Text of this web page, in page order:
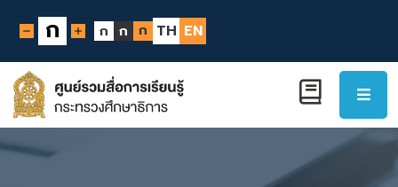
ก ก ก ก TH EN